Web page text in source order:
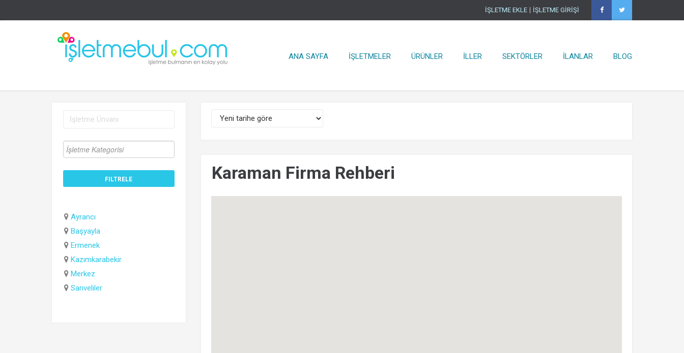
İŞLETME EKLE İŞLETME GİRİŞİ
ANA SAYFA İŞLETMELER ÜRÜNLER İLLER SEKTÖRLER İLANLAR BLOG
Ayrancı
Başyayla
Ermenek
Kazımkarabekir
Merkez
Sarıveliler
Karaman Firma Rehberi
×
Ana Sayfa
Ürünler